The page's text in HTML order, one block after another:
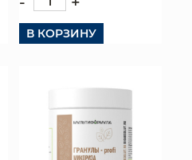
В КОРЗИНУ